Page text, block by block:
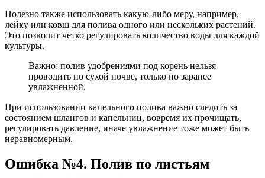
Полезно также использовать какую-либо меру, например,
лейку или ковш для полива одного или нескольких растений.
Это позволит четко регулировать количество воды для каждой
культуры.
Важно: полив удобрениями под корень нельзя
проводить по сухой почве, только по заранее
увлажненной.
При использовании капельного полива важно следить за
состоянием шлангов и капельниц, вовремя их прочищать,
регулировать давление, иначе увлажнение тоже может быть
неравномерным.
Ошибка №4. Полив по листьям